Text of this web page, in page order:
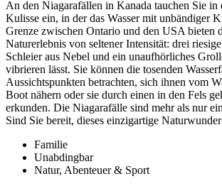
An den Niagarafällen in Kanada tauchen Sie in
Kulisse ein, in der das Wasser mit unbändiger
Grenze zwischen Ontario und den USA bieten
Naturerlebnis von seltener Intensität: drei
Schleier aus Nebel und ein unaufhörliches
vibrieren lässt. Sie können die tosenden
Aussichtspunkten betrachten, sich ihnen vom
Boot nähern oder sie durch einen in den Fels
erkunden. Die Niagarafälle sind mehr als nur
Sind Sie bereit, dieses einzigartige
Familie
Unabdingbar
Natur, Abenteuer & Sport